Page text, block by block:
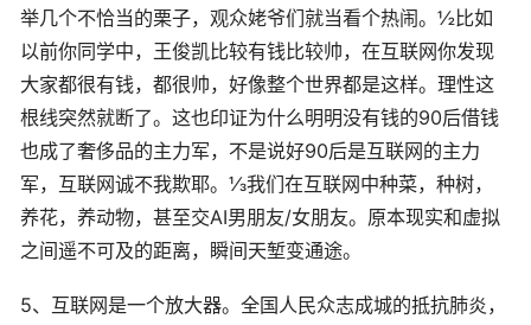
举几个不恰当的栗子，观众姥爷们就当看个热闹。½比如
以前你同学中，王俊凯比较有钱比较帅，在互联网你发现
大家都很有钱，都很帅，好像整个世界都是这样。理性这
根线突然就断了。这也印证为什么明明没有钱的90后借钱
也成了奢侈品的主力军，不是说好90后是互联网的主力
军，互联网诚不我欺耶。⅓我们在互联网中种菜，种树，
养花，养动物，甚至交AI男朋友/女朋友。原本现实和虚拟
之间遥不可及的距离，瞬间天堑变通途。
5、互联网是一个放大器。全国人民众志成城的抵抗肺炎，